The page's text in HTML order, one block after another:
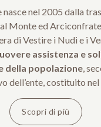
nasce nel 2005 dalla
Monte ed
di Vestire i Nudi e i
assistenza e
della popolazione,
dell’ente, costituito nel
Scopri di più